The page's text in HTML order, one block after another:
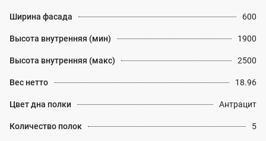
Ширина фасада 600
Высота внутренняя (мин) 1900
Высота внутренняя (макс) 2500
Вес нетто 18.96
Цвет дна полки Антрацит
Количество полок 5